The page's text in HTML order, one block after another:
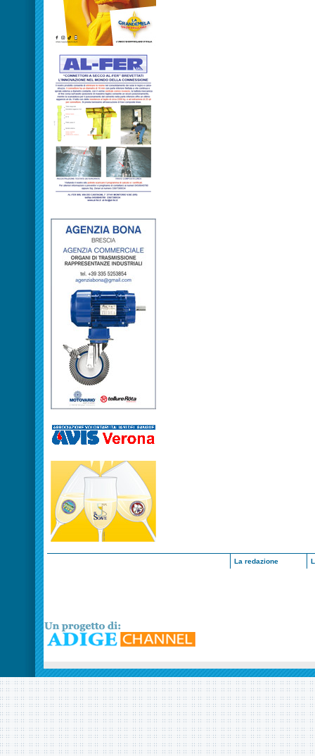
La redazione